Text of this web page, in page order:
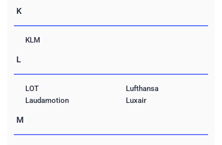
K
KLM
L
LOT
Laudamotion
Lufthansa
Luxair
M